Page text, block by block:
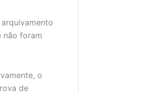
não foram
o
de